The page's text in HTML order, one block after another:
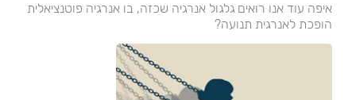
איפה עוד אנו רואים גלגול אנרגיה שכזה, בו אנרגיה פוטנציאלית
הופכת לאנרגית תנועה?